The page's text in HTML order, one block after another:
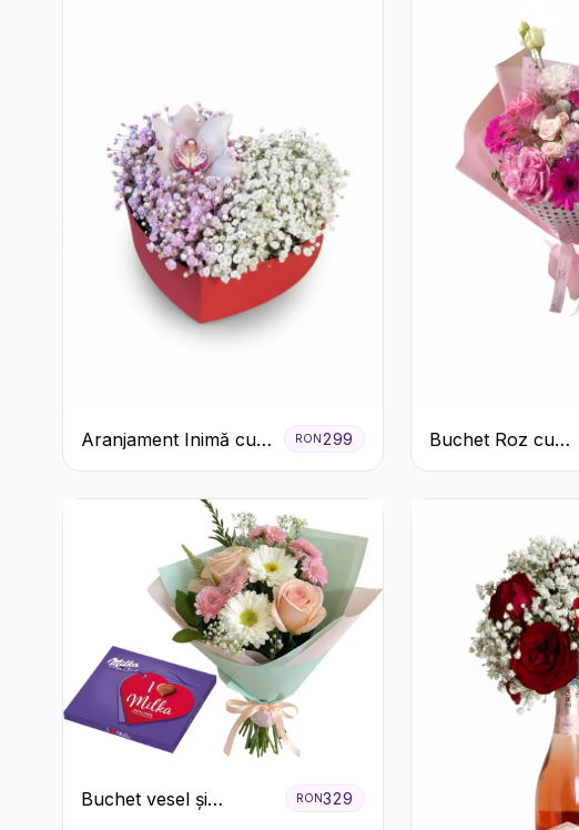
Aranjament Inimă cu
Orhidee și Floarea
RON299
Buchet Roz cu
Tradafiri și
Buchet vesel și
RON329